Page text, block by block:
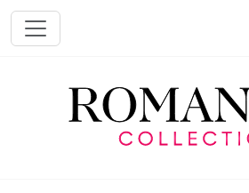
Перейти к основному содержанию